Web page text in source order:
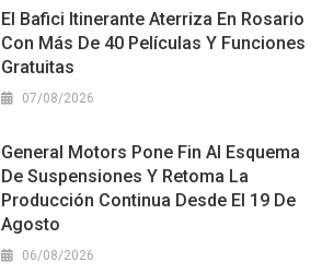
El Bafici Itinerante Aterriza En Rosario
Con Más De 40 Películas Y Funciones
Gratuitas
07/08/2026
General Motors Pone Fin Al Esquema
De Suspensiones Y Retoma La
Producción Continua Desde El 19 De
Agosto
06/08/2026